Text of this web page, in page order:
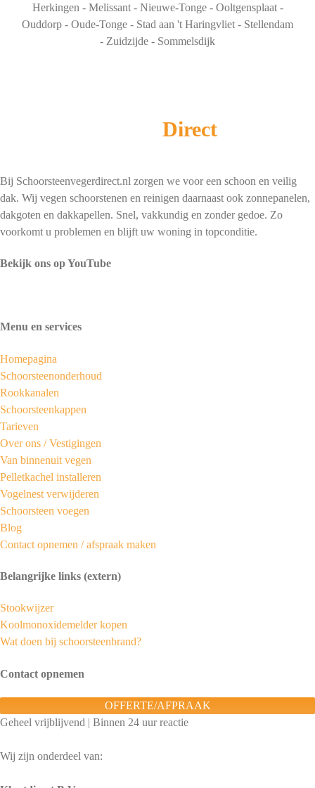
Herkingen - Melissant - Nieuwe-Tonge - Ooltgensplaat -
Ouddorp - Oude-Tonge - Stad aan 't Haringvliet - Stellendam
- Zuidzijde - Sommelsdijk
Direct
Bij Schoorsteenvegerdirect.nl zorgen we voor een schoon en veilig
dak. Wij vegen schoorstenen en reinigen daarnaast ook zonnepanelen,
dakgoten en dakkapellen. Snel, vakkundig en zonder gedoe. Zo
voorkomt u problemen en blijft uw woning in topconditie.
Bekijk ons op YouTube
Menu en services
Homepagina
Schoorsteenonderhoud
Rookkanalen
Schoorsteenkappen
Tarieven
Over ons /Vestigingen
Van binnenuit vegen
Pelletkachel installeren
Vogelnest verwijderen
Schoorsteen voegen
Blog
Contact opnemen / afspraak maken
Belangrijke links (extern)
Stookwijzer
Koolmonoxidemelder kopen
Wat doen bij schoorsteenbrand?
Contact opnemen
OFFERTE/AFPRAAK
Geheel vrijblijvend | Binnen 24 uur reactie
Wij zijn onderdeel van: